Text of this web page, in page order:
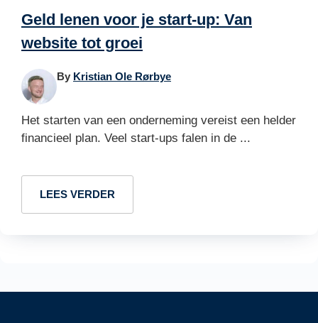
Geld lenen voor je start-up: Van
website tot groei
By Kristian Ole Rørbye
Het starten van een onderneming vereist een helder
financieel plan. Veel start-ups falen in de ...
LEES VERDER